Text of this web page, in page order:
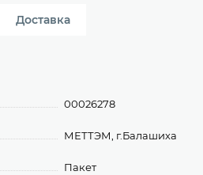
Доставка
00026278
МЕТТЭМ, г.Балашиха
Пакет